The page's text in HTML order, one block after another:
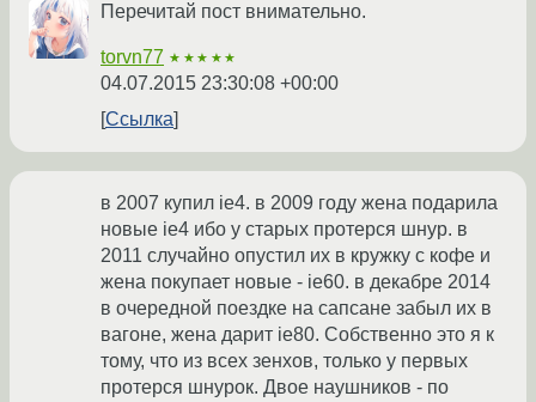
Перечитай пост внимательно.
torvn77 ★★★★★
04.07.2015 23:30:08 +00:00
Ссылка
в 2007 купил ie4. в 2009 году жена подарила
новые ie4 ибо у старых протерся шнур. в
2011 случайно опустил их в кружку с кофе и
жена покупает новые - ie60. в декабре 2014
в очередной поездке на сапсане забыл их в
вагоне, жена дарит ie80. Собственно это я к
тому, что из всех зенхов, только у первых
протерся шнурок. Двое наушников - по